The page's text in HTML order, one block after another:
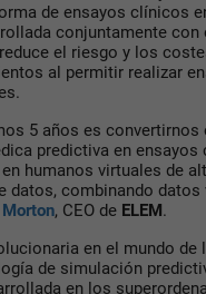
de ensayos clínicos
conjuntamente con
el riesgo y los
al permitir realizar
5 años es convertirnos
predictiva en
humanos virtuales de
datos, combinando
, CEO de ELEM.
en el mundo
de simulación
en los